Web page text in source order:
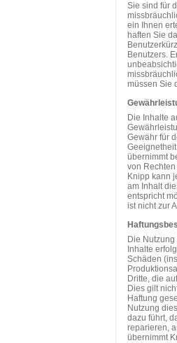
Sie sind für
ein Ihnen
haften Sie
Benutzers.
müssen Sie
Die Inhalte
Gewähr für
übernimmt
von
Knipp kann
am Inhalt
entspricht
ist nicht zur
Die
Inhalte
Schäden
Dritte, die
Dies gilt
Haftung
Nutzung
dazu führt,
reparieren,
übernimmt